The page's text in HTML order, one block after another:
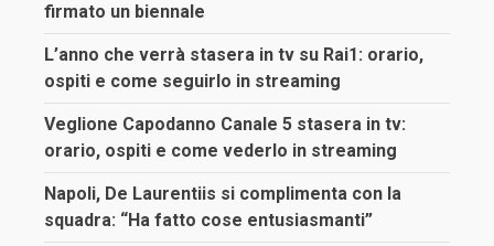
firmato un biennale
L’anno che verrà stasera in tv su Rai1: orario,
ospiti e come seguirlo in streaming
Veglione Capodanno Canale 5 stasera in tv:
orario, ospiti e come vederlo in streaming
Napoli, De Laurentiis si complimenta con la
squadra: “Ha fatto cose entusiasmanti”